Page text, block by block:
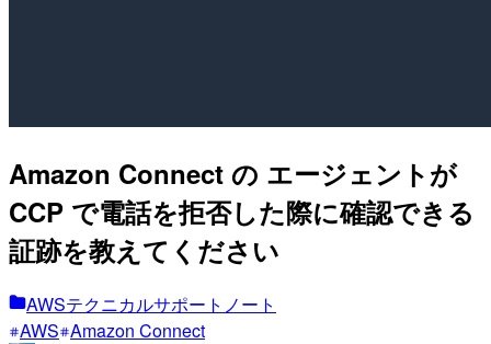
Amazon Connect の エージェントが
CCP で電話を拒否した際に確認できる
証跡を教えてください
AWSテクニカルサポートノート
AWS Amazon Connect